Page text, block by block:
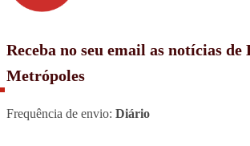
Receba no seu email as notícias de
Metrópoles
Frequência de envio: Diário